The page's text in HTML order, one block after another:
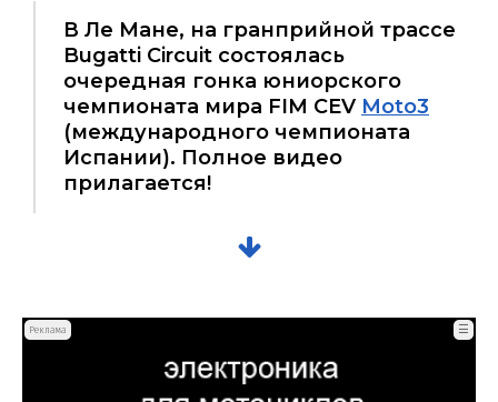
В Ле Мане, на гранприйной трассе
Bugatti Circuit состоялась
очередная гонка юниорского
чемпионата мира FIM CEV Moto3
(международного чемпионата
Испании). Полное видео
прилагается!
Реклама ☰